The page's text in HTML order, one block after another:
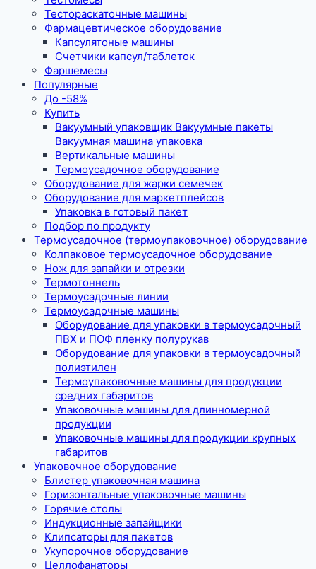
Тестораскаточные машины
Фармацевтическое оборудование
Капсулятоные машины
Счетчики капсул/таблеток
Фаршемесы
Популярные
До -58%
Купить
Вакуумный упаковщик Вакуумные пакеты
Вакуумная машина упаковка
Вертикальные машины
Термоусадочное оборудование
Оборудование для жарки семечек
Оборудование для маркетплейсов
Упаковка в готовый пакет
Подбор по продукту
Термоусадочное (термоупаковочное) оборудование
Колпаковое термоусадочное оборудование
Нож для запайки и отрезки
Термотоннель
Термоусадочные линии
Термоусадочные машины
Оборудование для упаковки в термоусадочный
ПВХ и ПОФ пленку полурукав
Оборудование для упаковки в термоусадочный
полиэтилен
Термоупаковочные машины для продукции
средних габаритов
Упаковочные машины для длинномерной
продукции
Упаковочные машины для продукции крупных
габаритов
Упаковочное оборудование
Блистер упаковочная машина
Горизонтальные упаковочные машины
Горячие столы
Индукционные запайщики
Клипсаторы для пакетов
Укупорочное оборудование
Целлофанаторы